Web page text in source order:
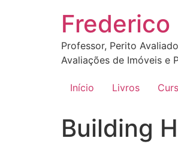
Professor, Perito
Avaliações de Imóveis e
Início Livros
Building